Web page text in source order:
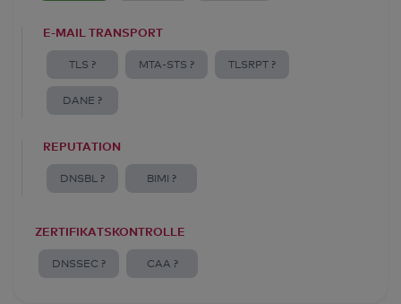
E-MAIL TRANSPORT
TLS ? MTA-STS ? TLSRPT ?
DANE ?
REPUTATION
DNSBL ? BIMI ?
ZERTIFIKATSKONTROLLE
DNSSEC ? CAA ?